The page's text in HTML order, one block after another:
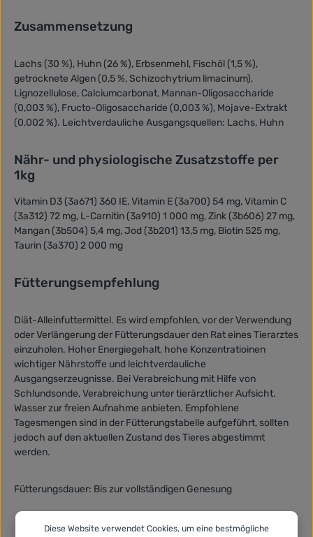
Zusammensetzung
Lachs (30 %), Huhn (26 %), Erbsenmehl, Fischöl (1,5 %),
getrocknete Algen (0,5 %, Schizochytrium limacinum),
Lignozellulose, Calciumcarbonat, Mannan-Oligosaccharide
(0,003 %), Fructo-Oligosaccharide (0,003 %), Mojave-Extrakt
(0,002 %). Leichtverdauliche Ausgangsquellen: Lachs, Huhn
Nähr- und physiologische Zusatzstoffe per
1kg
Vitamin D3 (3a671) 360 IE, Vitamin E (3a700) 54 mg, Vitamin C
(3a312) 72 mg, L-Carnitin (3a910) 1 000 mg, Zink (3b606) 27 mg,
Mangan (3b504) 5,4 mg, Jod (3b201) 13,5 mg, Biotin 525 mg,
Taurin (3a370) 2 000 mg
Fütterungsempfehlung
Diät-Alleinfuttermittel. Es wird empfohlen, vor der Verwendung
oder Verlängerung der Fütterungsdauer den Rat eines Tierarztes
einzuholen. Hoher Energiegehalt, hohe Konzentratioinen
wichtiger Nährstoffe und leichtverdauliche
Ausgangserzeugnisse. Bei Verabreichung mit Hilfe von
Schlundsonde, Verabreichung unter tierärztlicher Aufsicht.
Wasser zur freien Aufnahme anbieten. Empfohlene
Tagesmengen sind in der Fütterungstabelle aufgeführt, sollten
jedoch auf den aktuellen Zustand des Tieres abgestimmt
werden.
Fütterungsdauer: Bis zur vollständigen Genesung
Diese Website verwendet Cookies, um eine bestmögliche